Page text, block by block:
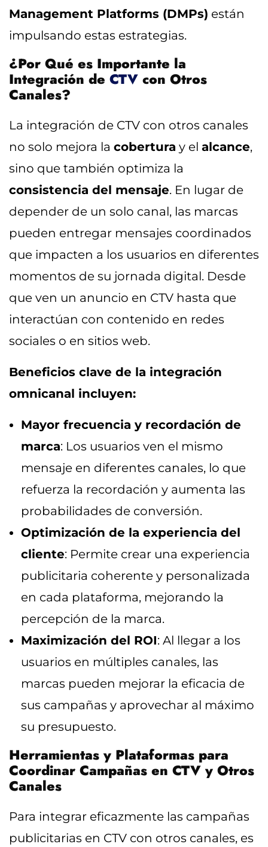
Management Platforms (DMPs) están
impulsando estas estrategias.
¿Por Qué es Importante la
Integración de CTV con Otros
Canales?
La integración de CTV con otros canales
no solo mejora la cobertura y el alcance,
sino que también optimiza la
consistencia del mensaje. En lugar de
depender de un solo canal, las marcas
pueden entregar mensajes coordinados
que impacten a los usuarios en diferentes
momentos de su jornada digital. Desde
que ven un anuncio en CTV hasta que
interactúan con contenido en redes
sociales o en sitios web.
Beneficios clave de la integración
omnicanal incluyen:
Mayor frecuencia y recordación de
marca: Los usuarios ven el mismo
mensaje en diferentes canales, lo que
refuerza la recordación y aumenta las
probabilidades de conversión.
Optimización de la experiencia del
cliente: Permite crear una experiencia
publicitaria coherente y personalizada
en cada plataforma, mejorando la
percepción de la marca.
Maximización del ROI: Al llegar a los
usuarios en múltiples canales, las
marcas pueden mejorar la eficacia de
sus campañas y aprovechar al máximo
su presupuesto.
Herramientas y Plataformas para
Coordinar Campañas en CTV y Otros
Canales
Para integrar eficazmente las campañas
publicitarias en CTV con otros canales, es